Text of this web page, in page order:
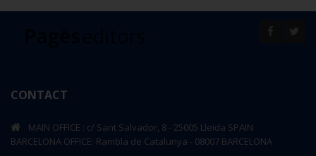
CONTACT
MAIN OFFICE : c/ Sant Salvador, 8 - 25005 Lleida SPAIN
BARCELONA OFFICE: Rambla de Catalunya - 08007 BARCELONA